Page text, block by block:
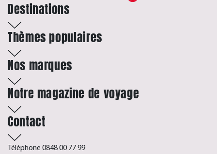
Destinations
Thèmes populaires
Nos marques
Notre magazine de voyage
Contact
Téléphone 0848 00 77 99